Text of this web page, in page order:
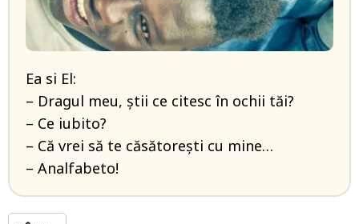
Ea si El:
– Dragul meu, ştii ce citesc în ochii tăi?
– Ce iubito?
– Că vrei să te căsătoreşti cu mine…
– Analfabeto!